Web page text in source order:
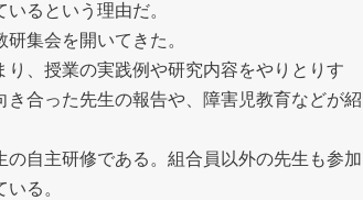
るという理由だ。
集会を開いてきた。
、授業の実践例や研究内容をやりとりす
合った先生の報告や、障害児教育などが紹
自主研修である。組合員以外の先生も参加
る。